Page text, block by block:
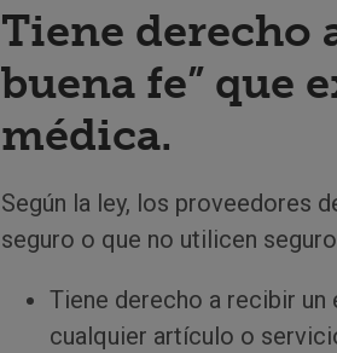
Tiene derecho
buena fe” que
médica.
Según la ley, los proveedores
seguro o que no utilicen
Tiene derecho a recibir
cualquier artículo o